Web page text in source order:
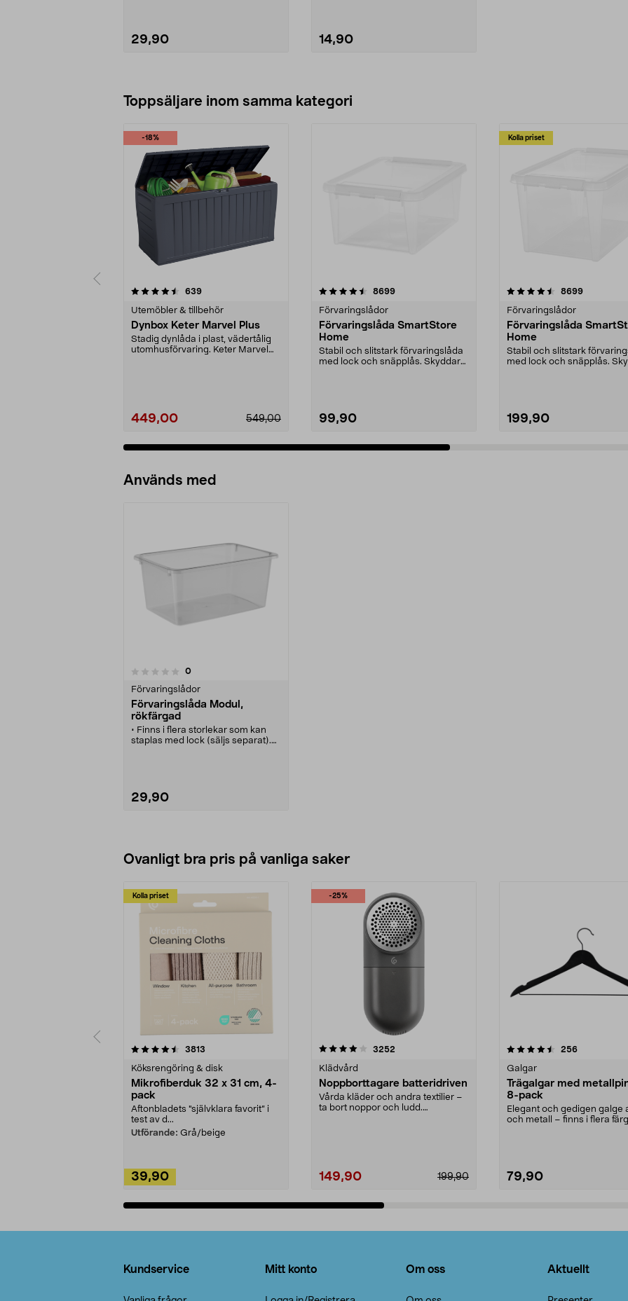
29,90 14,90
Toppsäljare inom samma kategori
-18%
639recensioner
Utemöbler & tillbehör
Dynbox Keter Marvel Plus
Stadig dynlåda i plast, vädertålig
utomhusförvaring. Keter Marvel
449,00 549,00
4.5 av 5 stjärnor 8699recensioner
Förvaringslådor
Förvaringslåda SmartStore
Home
Stabil och slitstark förvaringslåda
med lock och snäpplås. Skyddar
99,90
Kolla priset
4.5 av 5 stjärnor 8699recensioner
Förvaringslådor
Förvaringslåda
Home
Stabil och slitstark
med lock och snäpplås.
199,90
4.5 av 5 stjärnor
Används med
0recensioner
Förvaringslådor
Förvaringslåda Modul,
rökfärgad
• Finns i flera storlekar som kan
staplas med lock (säljs separat).
temperaturtålig förvaring (-40 till
+120 °C).
29,90
Ovanligt bra pris på vanliga saker
Kolla priset
3813
Köksrengöring & disk
Mikrofiberduk 32 x 31 cm, 4-
pack
Aftonbladets "självklara favorit” i
test av d...
Utförande: Grå/beige
39,90
-25%
4.0av 5 stjärnor 3252
Klädvård
Noppborttagare batteridriven
Vårda kläder och andra textilier –
ta bort noppor och ludd.
199,90
149,90
4.5av 5 stjärnor 256recensioner
Galgar
Trägalgar med
8-pack
Elegant och gedigen galge
och metall – finns i flera
79,90
4.0av 5 stjärnor
Kundservice Mitt konto Om oss Aktuellt